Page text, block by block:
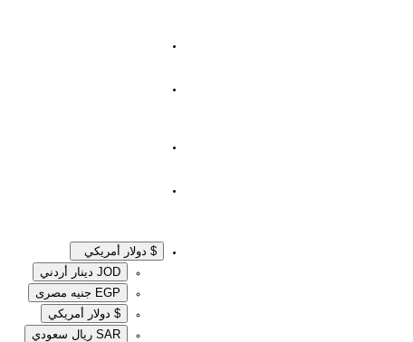
$ دولار أمريكي
JOD دينار أردني
EGP جنيه مصرى‎
$ دولار أمريكي
SAR ريال سعودي